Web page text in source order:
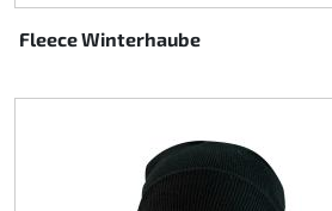
Fleece Winterhaube